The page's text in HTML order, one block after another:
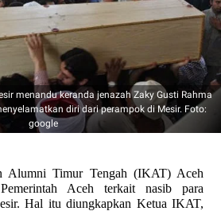
menandu keranda jenazah Zaky Gusti Rahma
diri dari perampok di Mesir. Foto:
google
Alumni Timur Tengah (IKAT) Aceh
Aceh terkait nasib para
Hal itu diungkapkan Ketua IKAT,